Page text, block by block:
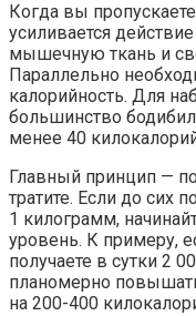
Когда вы
усиливается
мышечную ткань и
Параллельно
калорийность. Для
большинство
менее 40
Главный принцип —
тратите. Если до сих
1 килограмм,
уровень. К примеру,
получаете в сутки 2
планомерно
на 200-400